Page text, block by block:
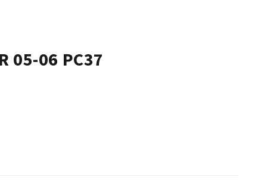
05-06 PC37